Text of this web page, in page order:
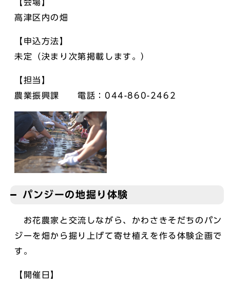
【会場】
高津区内の畑
【申込方法】
未定（決まり次第掲載します。）
【担当】
農業振興課 電話：044-860-2462
パンジーの地掘り体験
お花農家と交流しながら、かわさきそだちのパン
ジーを畑から掘り上げて寄せ植えを作る体験企画で
す。
【開催日】